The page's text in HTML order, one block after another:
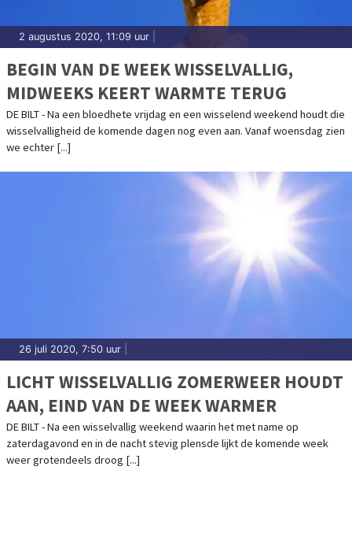
2 augustus 2020, 11:09 uur
BEGIN VAN DE WEEK WISSELVALLIG,
MIDWEEKS KEERT WARMTE TERUG
DE BILT - Na een bloedhete vrijdag en een wisselend weekend houdt die
wisselvalligheid de komende dagen nog even aan. Vanaf woensdag zien
we echter [...]
26 juli 2020, 7:50 uur
LICHT WISSELVALLIG ZOMERWEER HOUDT
AAN, EIND VAN DE WEEK WARMER
DE BILT - Na een wisselvallig weekend waarin het met name op
zaterdagavond en in de nacht stevig plensde lijkt de komende week
weer grotendeels droog [...]